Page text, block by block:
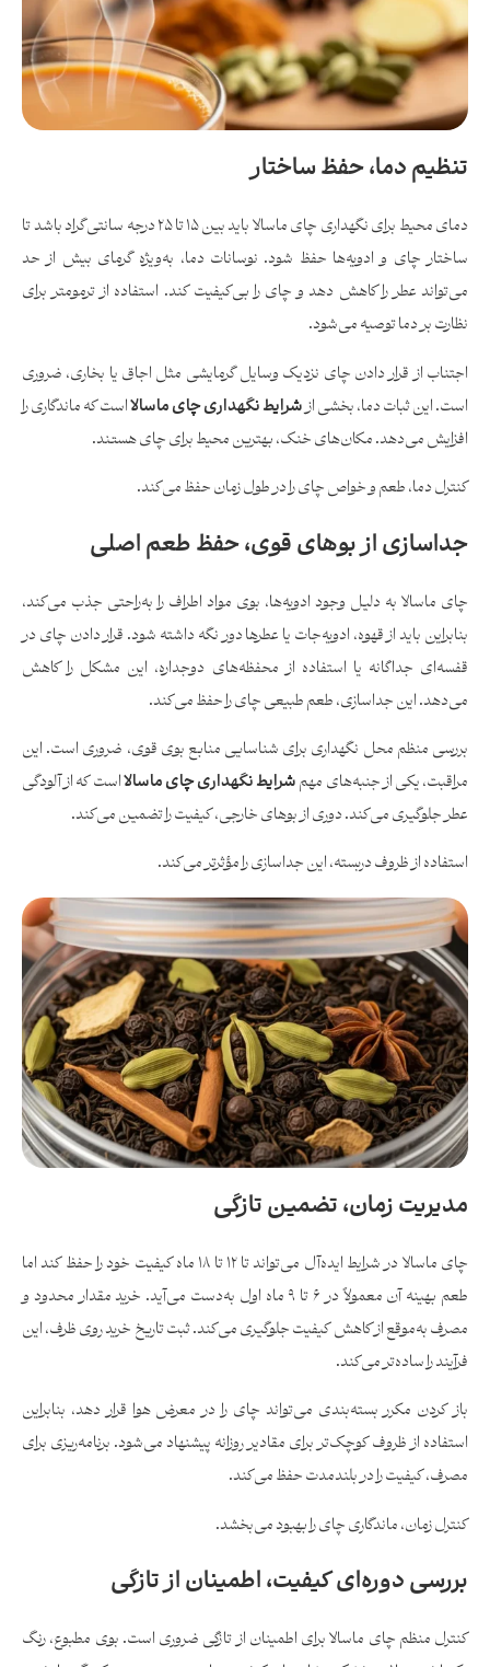
تنظیم دما، حفظ ساختار
دمای محیط برای نگهداری چای ماسالا باید بین ۱۵ تا ۲۵ درجه سانتی‌گراد باشد تا
ساختار چای و ادویه‌ها حفظ شود. نوسانات دما، به‌ویژه گرمای بیش از حد
می‌تواند عطر را کاهش دهد و چای را بی‌کیفیت کند. استفاده از ترمومتر برای
نظارت بر دما توصیه می‌شود.
اجتناب از قرار دادن چای نزدیک وسایل گرمایشی مثل اجاق یا بخاری، ضروری
است. این ثبات دما، بخشی ازشرایط نگهداری چای ماسالااست که ماندگاری را
افزایش می‌دهد. مکان‌های خنک، بهترین محیط برای چای هستند.
کنترل دما، طعم و خواص چای را در طول زمان حفظ می‌کند.
جداسازی از بوهای قوی، حفظ طعم اصلی
چای ماسالا به دلیل وجود ادویه‌ها، بوی مواد اطراف را به‌راحتی جذب می‌کند،
بنابراین باید از قهوه، ادویه‌جات یا عطرها دور نگه داشته شود. قرار دادن چای در
قفسه‌ای جداگانه یا استفاده از محفظه‌های دوجداره، این مشکل را کاهش
می‌دهد. این جداسازی، طعم طبیعی چای را حفظ می‌کند.
بررسی منظم محل نگهداری برای شناسایی منابع بوی قوی، ضروری است. این
مراقبت، یکی از جنبه‌های مهمشرایط نگهداری چای ماسالااست که از آلودگی
عطر جلوگیری می‌کند. دوری از بوهای خارجی، کیفیت را تضمین می‌کند.
استفاده از ظروف دربسته، این جداسازی را مؤثرتر می‌کند.
مدیریت زمان، تضمین تازگی
چای ماسالا در شرایط ایده‌آل می‌تواند تا ۱۲ تا ۱۸ ماه کیفیت خود را حفظ کند اما
طعم بهینه آن معمولاً در ۶ تا ۹ ماه اول به‌دست می‌آید. خرید مقدار محدود و
مصرف به‌موقع از کاهش کیفیت جلوگیری می‌کند. ثبت تاریخ خرید روی ظرف، این
فرآیند را ساده‌تر می‌کند.
باز کردن مکرر بسته‌بندی می‌تواند چای را در معرض هوا قرار دهد، بنابراین
استفاده از ظروف کوچک‌تر برای مقادیر روزانه پیشنهاد می‌شود. برنامه‌ریزی برای
مصرف، کیفیت را در بلندمدت حفظ می‌کند.
کنترل زمان، ماندگاری چای را بهبود می‌بخشد.
بررسی دوره‌ای کیفیت، اطمینان از تازگی
کنترل منظم چای ماسالا برای اطمینان از تازگی ضروری است. بوی مطبوع، رنگ